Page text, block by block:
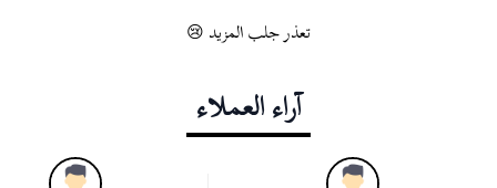
تعذر جلب المزيد 😢
آراء العملاء